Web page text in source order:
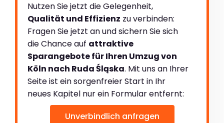
Nutzen Sie jetzt die Gelegenheit,
Qualität und Effizienz zu verbinden:
Fragen Sie jetzt an und sichern Sie sich
die Chance auf attraktive
Sparangebote für Ihren Umzug von
Köln nach Ruda Śląska. Mit uns an Ihrer
Seite ist ein sorgenfreier Start in Ihr
neues Kapitel nur ein Formular entfernt:
Unverbindlich anfragen